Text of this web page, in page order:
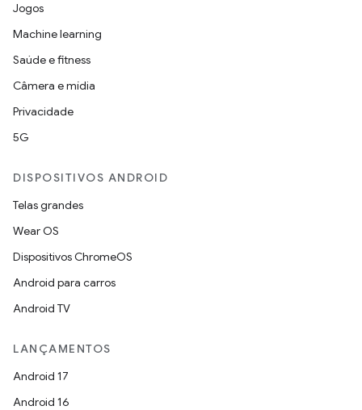
Jogos
Machine learning
Saúde e fitness
Câmera e mídia
Privacidade
5G
DISPOSITIVOS ANDROID
Telas grandes
Wear OS
Dispositivos ChromeOS
Android para carros
Android TV
LANÇAMENTOS
Android 17
Android 16